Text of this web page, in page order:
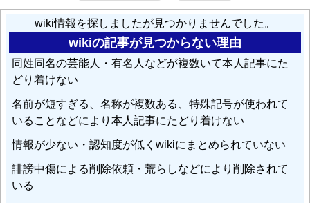
wiki情報を探しましたが見つかりませんでした。
wikiの記事が見つからない理由
同姓同名の芸能人・有名人などが複数いて本人記事にた
どり着けない
名前が短すぎる、名称が複数ある、特殊記号が使われて
いることなどにより本人記事にたどり着けない
情報が少ない・認知度が低くwikiにまとめられていない
誹謗中傷による削除依頼・荒らしなどにより削除されて
いる